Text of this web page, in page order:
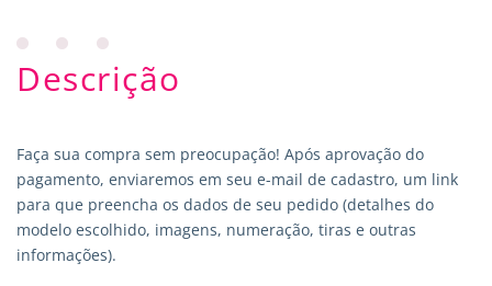
Descrição
Faça sua compra sem preocupação! Após aprovação do
pagamento, enviaremos em seu e-mail de cadastro, um link
para que preencha os dados de seu pedido (detalhes do
modelo escolhido, imagens, numeração, tiras e outras
informações).